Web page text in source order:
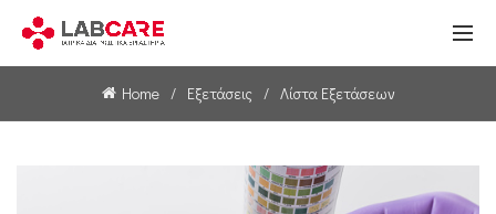
Home Εξετάσεις Λίστα Εξετάσεων